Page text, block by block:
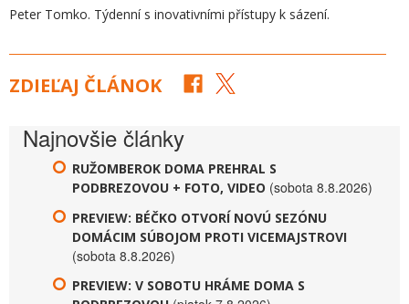
Peter Tomko. Týdenní s inovativními přístupy k sázení.
ZDIEĽAJ ČLÁNOK
Najnovšie články
RUŽOMBEROK DOMA PREHRAL S
PODBREZOVOU + FOTO, VIDEO (sobota 8.8.2026)
PREVIEW: BÉČKO OTVORÍ NOVÚ SEZÓNU
DOMÁCIM SÚBOJOM PROTI VICEMAJSTROVI
(sobota 8.8.2026)
PREVIEW: V SOBOTU HRÁME DOMA S